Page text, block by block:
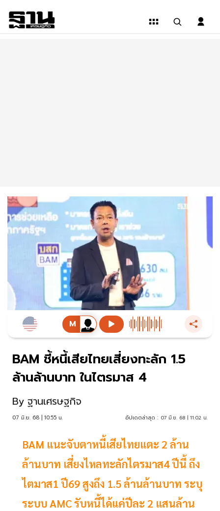
BAM ชี้หนี้เสียไทยเสี่ยงทะลัก 1.5
ล้านล้านบาท ในไตรมาส 4
By ฐานเศรษฐกิจ
07 มิ.ย. 68 | 10:55 น. อัปเดตล่าสุด : 07 มิ.ย. 68 | 11:02 น.
BAM แนะจับตาหนี้เสียไทยแตะ 2 ล้าน
ล้านบาท เสี่ยงไหลทะลักไตรมาส4 ปีนี้ ถึง
ไตมาส1 ปี69 สูงถึง 1.5 ล้านล้านบาท ระบุ
ระบบ AMC รับหนี้ได้แค่ปีละ 2 แสนล้าน